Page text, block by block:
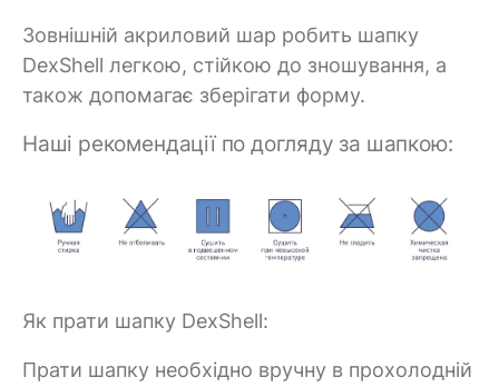
Зовнішній акриловий шар робить шапку
DexShell легкою, стійкою до зношування, а
також допомагає зберігати форму.
Наші рекомендації по догляду за шапкою:
Як прати шапку DexShell:
Прати шапку необхідно вручну в прохолодній